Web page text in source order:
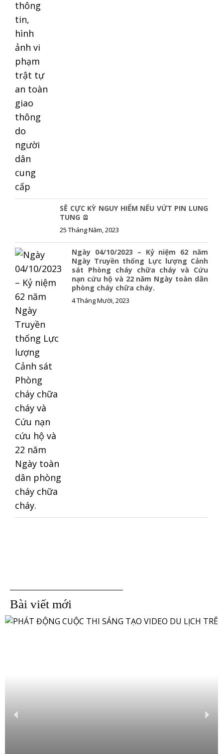
SẼ CỰC KỲ NGUY HIỂM NẾU VỨT PIN LUNG
TUNG 🪫
25 Tháng Năm, 2023
Ngày 04/10/2023 – Kỷ niệm 62 năm
Ngày Truyền thống Lực lượng Cảnh
sát Phòng cháy chữa cháy và Cứu
nạn cứu hộ và 22 năm Ngày toàn dân
phòng cháy chữa cháy.
4 Tháng Mười, 2023
Bài viết mới